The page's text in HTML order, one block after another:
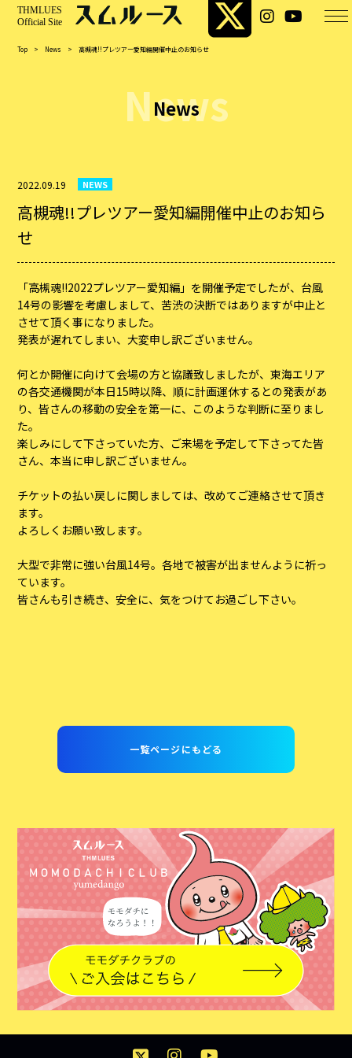
Top > News >高槻魂!!プレツアー愛知編開催中止のお知らせ
News
News
2022.09.19 NEWS
高槻魂!!プレツアー愛知編開催中止のお知ら
せ
「高槻魂!!2022プレツアー愛知編」を開催予定でしたが、台風
14号の影響を考慮しまして、苦渋の決断ではありますが中止と
させて頂く事になりました。
発表が遅れてしまい、大変申し訳ございません。
何とか開催に向けて会場の方と協議致しましたが、東海エリア
の各交通機関が本日15時以降、順に計画運休するとの発表があ
り、皆さんの移動の安全を第一に、このような判断に至りまし
た。
楽しみにして下さっていた方、ご来場を予定して下さってた皆
さん、本当に申し訳ございません。
チケットの払い戻しに関しましては、改めてご連絡させて頂き
ます。
よろしくお願い致します。
大型で非常に強い台風14号。各地で被害が出ませんように祈っ
ています。
皆さんも引き続き、安全に、気をつけてお過ごし下さい。
一覧ページにもどる